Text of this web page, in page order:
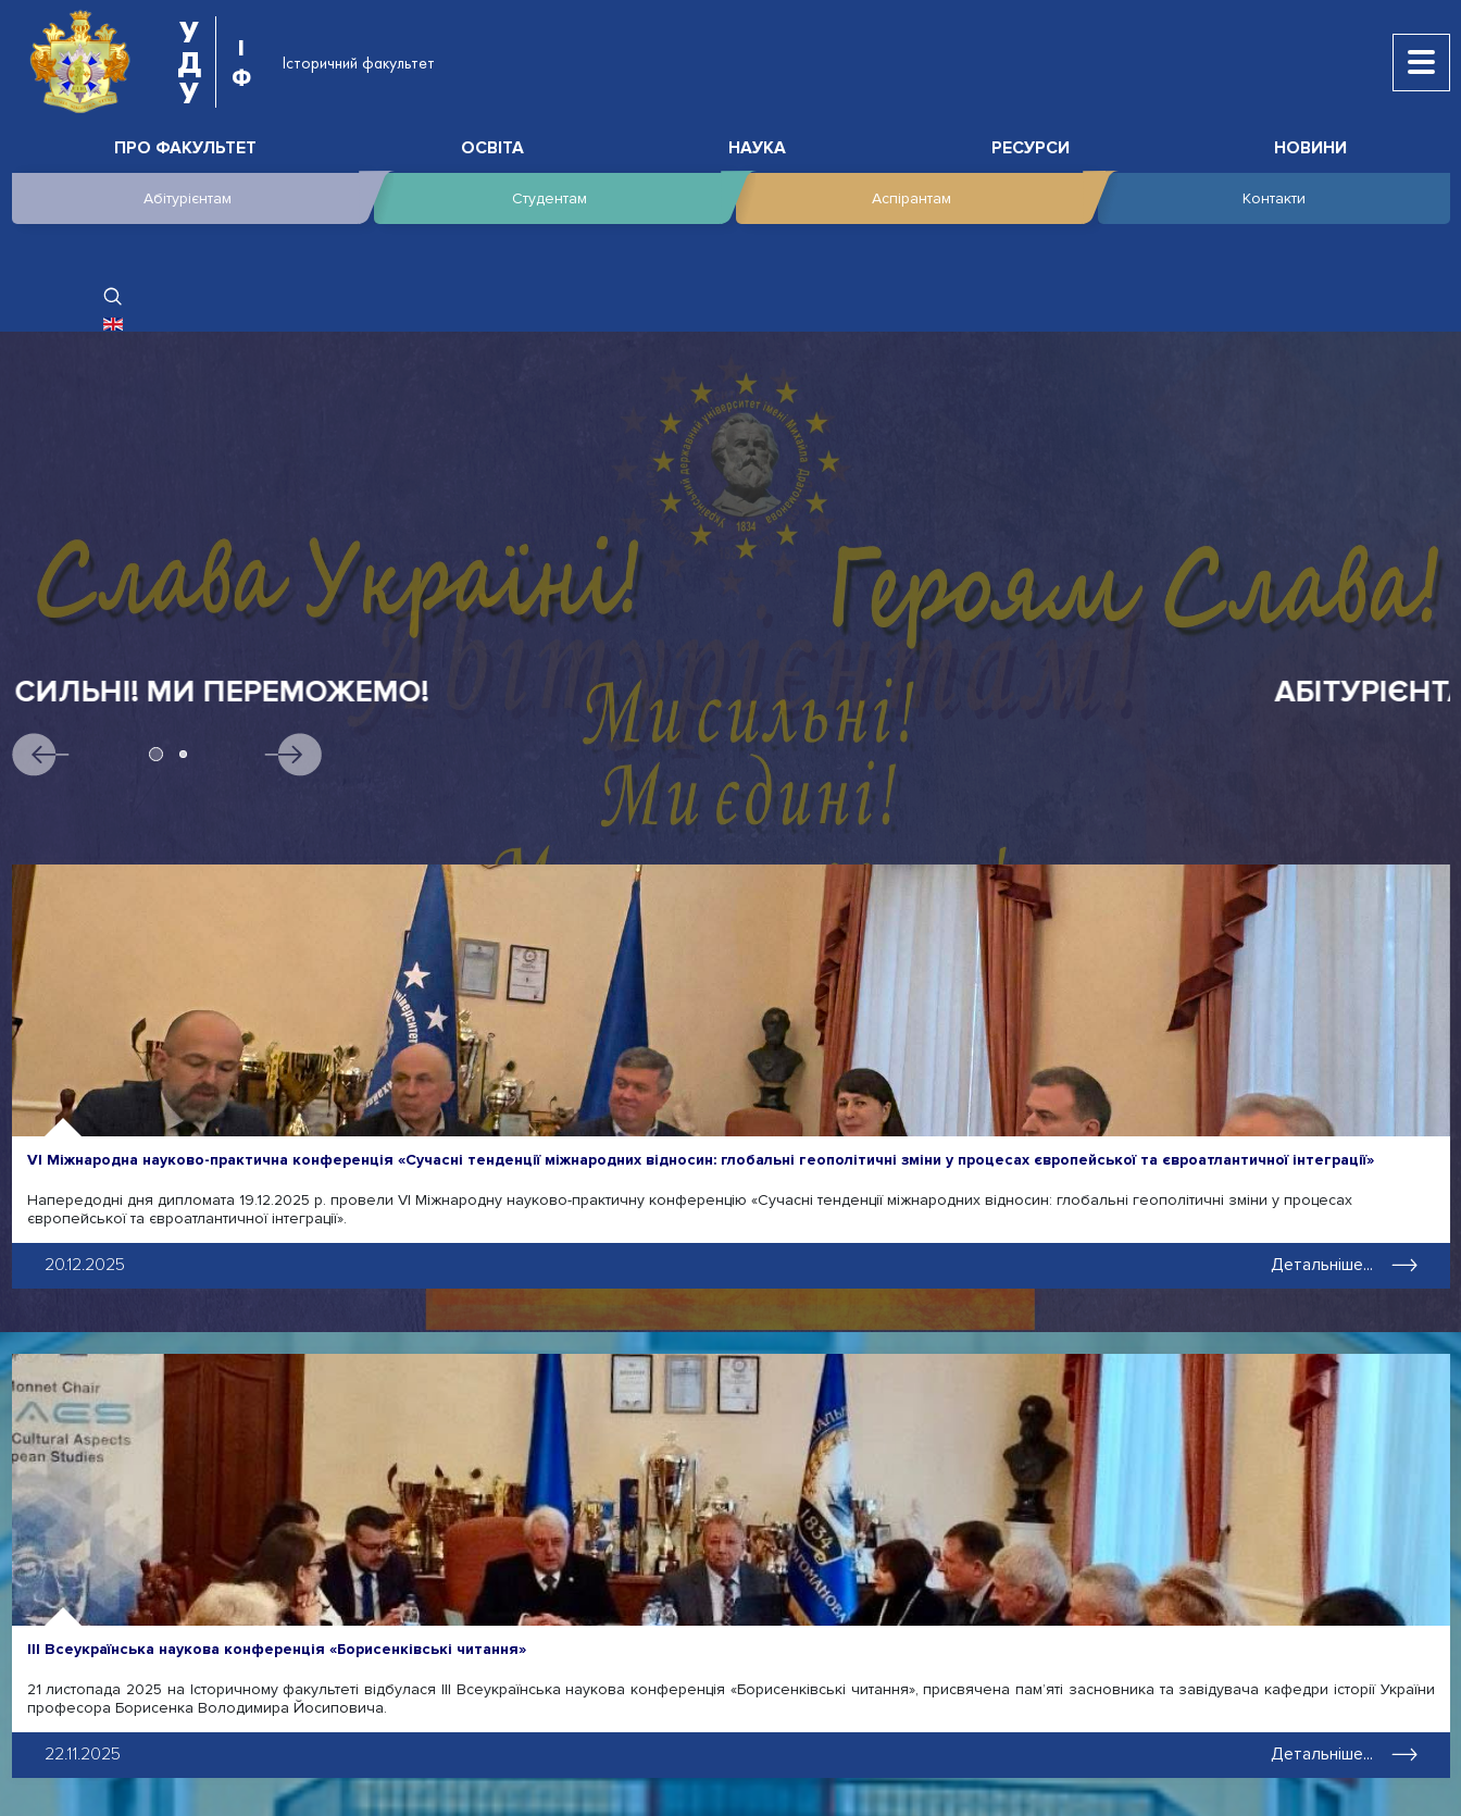
У
Д
У
І
Ф
Історичний факультет
ПРО ФАКУЛЬТЕТ ОСВІТА НАУКА РЕСУРСИ НОВИНИ
Абітурієнтам Студентам Аспірантам Контакти
ОБЕРІТЬ СВОЮ МОВУ
АБІТУРІЄНТАМ
VІ Міжнародна науково-практична конференція «Сучасні тенденції міжнародних відносин: глобальні геополітичні зміни у процесах європейської та євроатлантичної інтеграції»
Напередодні дня дипломата 19.12.2025 р. провели VІ Міжнародну науково-практичну конференцію «Сучасні тенденції міжнародних відносин: глобальні геополітичні зміни у процесах
європейської та євроатлантичної інтеграції».
20.12.2025 Детальніше...
ІІІ Всеукраїнська наукова конференція «Борисенківські читання»
21 листопада 2025 на Історичному факультеті відбулася ІІІ Всеукраїнська наукова конференція «Борисенківські читання», присвячена памʼяті засновника та завідувача кафедри історії України
професора Борисенка Володимира Йосиповича.
22.11.2025 Детальніше...